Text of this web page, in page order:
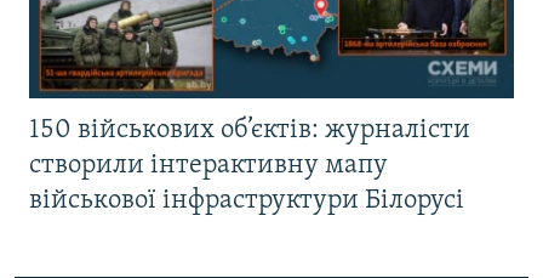
150 військових об’єктів: журналісти
створили інтерактивну мапу
військової інфраструктури Білорусі